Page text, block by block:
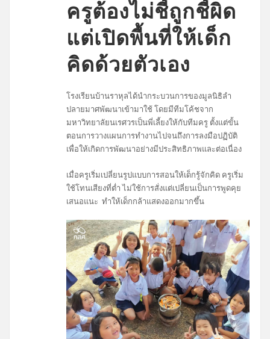
ครูต้องไม่ชี้ถูกชี้ผิด
แต่เปิดพื้นที่ให้เด็ก
คิดด้วยตัวเอง
โรงเรียนบ้านราหุลได้นำกระบวนการของมูลนิธิลำ
ปลายมาศพัฒนาเข้ามาใช้ โดยมีทีมโค้ชจาก
มหาวิทยาลัยนเรศวรเป็นพี่เลี้ยงให้กับทีมครู ตั้งแต่ขั้น
ตอนการวางแผนการทำงานไปจนถึงการลงมือปฏิบัติ
เพื่อให้เกิดการพัฒนาอย่างมีประสิทธิภาพและต่อเนื่อง
เมื่อครูเริ่มเปลี่ยนรูปแบบการสอนให้เด็กรู้จักคิด ครูเริ่ม
ใช้โทนเสียงที่ต่ำ ไม่ใช้การสั่งแต่เปลี่ยนเป็นการพูดคุย
เสนอแนะ ทำให้เด็กกล้าแสดงออกมากขึ้น